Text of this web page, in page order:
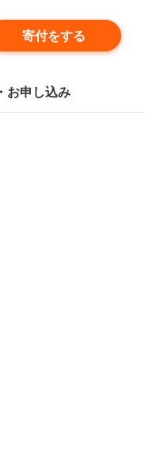
寄付をする
お申し込み